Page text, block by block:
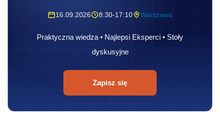
16.09.2026 8:30-17:10 Warszawa
Praktyczna wiedza • Najlepsi Eksperci • Stoły
dyskusyjne
Zapisz się